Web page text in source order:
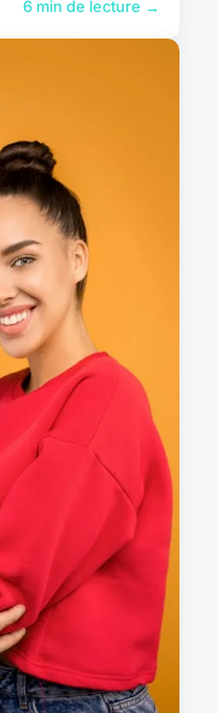
6 min de lecture →